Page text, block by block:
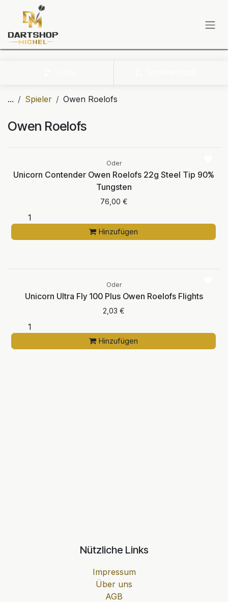
Zum Inhalt springen
... Spieler Owen Roelofs
Owen Roelofs
Oder
Unicorn Contender Owen Roelofs 22g Steel Tip 90%
Tungsten
76,00 €
Hinzufügen
Oder
Unicorn Ultra Fly 100 Plus Owen Roelofs Flights
2,03 €
Hinzufügen
Nützliche Links
Impressum
Über uns
AGB